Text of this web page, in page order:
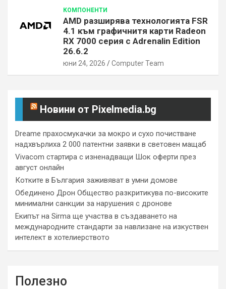
КОМПОНЕНТИ
AMD разширява технологията FSR
4.1 към графичнитя карти Radeon
RX 7000 серия с Adrenalin Edition
26.6.2
юни 24, 2026 Computer Team
Новини от Pixelmedia.bg
Dreame прахосмукачки за мокро и сухо почистване
надхвърлиха 2 000 патентни заявки в световен мащаб
Vivacom стартира с изненадващи Шок оферти през
август онлайн
Котките в България заживяват в умни домове
Обединено Дрон Общество разкритикува по-високите
минимални санкции за нарушения с дронове
Екипът на Sirma ще участва в създаването на
международните стандарти за навлизане на изкуствен
интелект в хотелиерството
Полезно